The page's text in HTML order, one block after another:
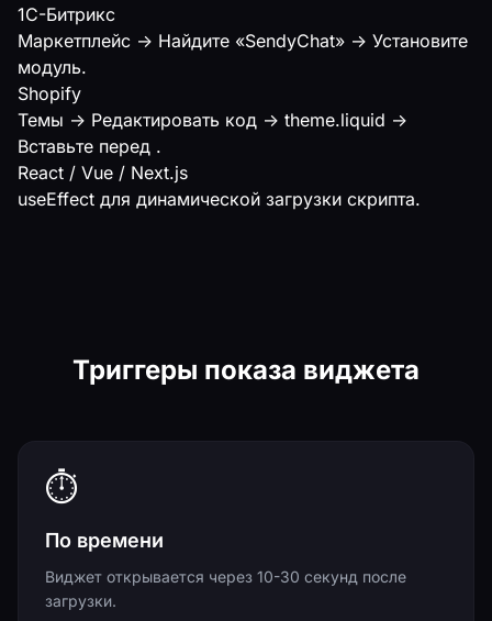
1С-Битрикс
Маркетплейс → Найдите «SendyChat» → Установите
модуль.
Shopify
Темы → Редактировать код → theme.liquid →
Вставьте перед .
React / Vue / Next.js
useEffect для динамической загрузки скрипта.
Триггеры показа виджета
⏱️
По времени
Виджет открывается через 10-30 секунд после
загрузки.